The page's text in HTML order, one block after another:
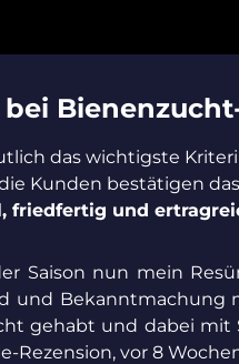
das wichtigste
Kunden bestätigen
friedfertig und
Saison nun mein
und Bekanntmachung
gehabt und dabei
Rezension, vor 8